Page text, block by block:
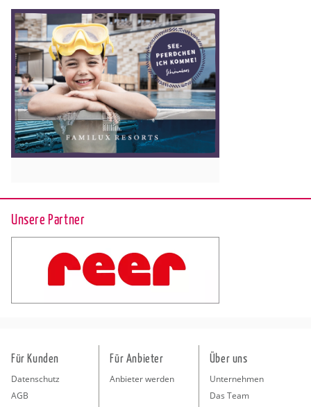
Unsere Partner
Für Kunden
Datenschutz
AGB
Für Anbieter
Anbieter werden
Über uns
Unternehmen
Das Team